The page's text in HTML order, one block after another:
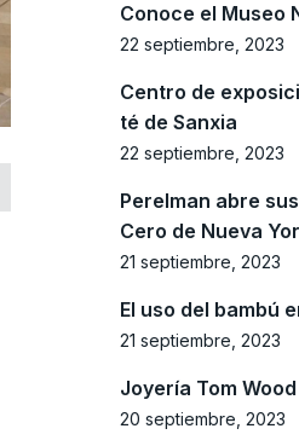
Conoce el Museo
22 septiembre, 2023
Centro de
té de Sanxia
22 septiembre, 2023
Perelman abre
Cero de Nueva
21 septiembre, 2023
El uso del bambú
21 septiembre, 2023
Joyería Tom
20 septiembre, 2023